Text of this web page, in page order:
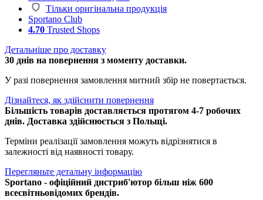
Тільки оригінальна продукція
Sportano Club
4.70 Trusted Shops
Детальніше про доставку
30 днів на повернення з моменту доставки.
У разі повернення замовлення митний збір не повертається.
Дізнайтеся, як здійснити повернення
Більшість товарів доставляється протягом 4-7 робочих
днів. Доставка здійснюється з Польщі.
Терміни реалізації замовлення можуть відрізнятися в
залежності від наявності товару.
Перегляньте детальну інформацію
Sportano - офіційний дистриб'ютор більш ніж 600
всесвітньовідомих брендів.